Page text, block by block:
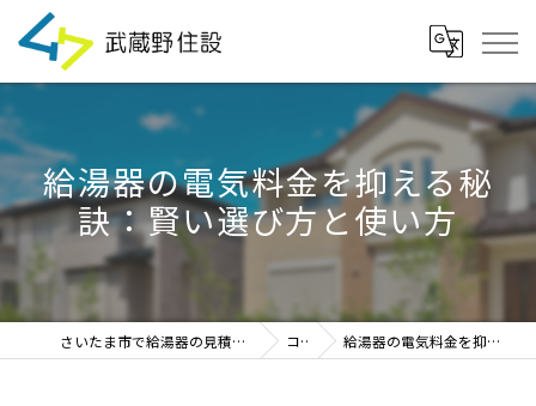
給湯器の電気料金を抑える秘
訣：賢い選び方と使い方
さいたま市で給湯器の見積・設置・交換なら「武蔵野住設」 コラム 給湯器の電気料金を抑える秘訣：賢い選び方と使い方